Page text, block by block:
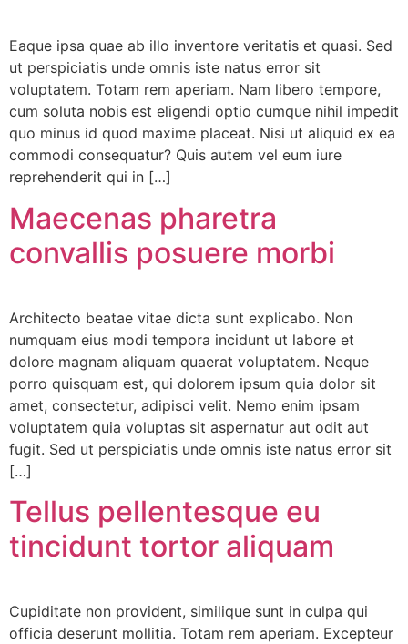
Eaque ipsa quae ab illo inventore veritatis et quasi. Sed
ut perspiciatis unde omnis iste natus error sit
voluptatem. Totam rem aperiam. Nam libero tempore,
cum soluta nobis est eligendi optio cumque nihil impedit
quo minus id quod maxime placeat. Nisi ut aliquid ex ea
commodi consequatur? Quis autem vel eum iure
reprehenderit qui in […]
Maecenas pharetra
convallis posuere morbi
Architecto beatae vitae dicta sunt explicabo. Non
numquam eius modi tempora incidunt ut labore et
dolore magnam aliquam quaerat voluptatem. Neque
porro quisquam est, qui dolorem ipsum quia dolor sit
amet, consectetur, adipisci velit. Nemo enim ipsam
voluptatem quia voluptas sit aspernatur aut odit aut
fugit. Sed ut perspiciatis unde omnis iste natus error sit
[…]
Tellus pellentesque eu
tincidunt tortor aliquam
Cupiditate non provident, similique sunt in culpa qui
officia deserunt mollitia. Totam rem aperiam. Excepteur